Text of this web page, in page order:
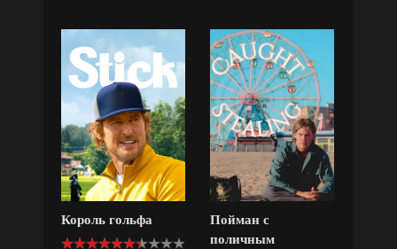
Король гольфа
Пойман с
поличным